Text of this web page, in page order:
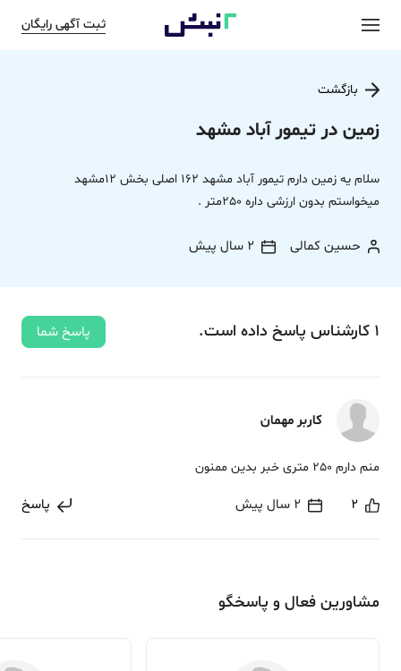
ثبت آگهی رایگان
بازگشت
زمین در تیمور آباد مشهد
سلام یه زمین دارم تیمور آباد مشهد 162 اصلی بخش 12مشهد
میخواستم بدون ارزشی داره 250متر .
حسین کمالی 2 سال پیش
1 کارشناس پاسخ داده‌ است. پاسخ شما
کاربر مهمان
منم دارم 250 متری خبر بدین ممنون
2 2 سال پیش پاسخ
مشاورین فعال و پاسخگو